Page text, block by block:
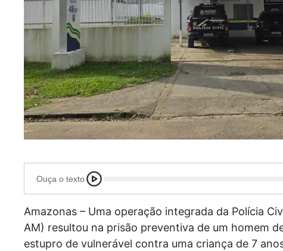
Ouça o texto
Amazonas – Uma operação integrada da Polícia
AM) resultou na prisão preventiva de um homem
estupro de vulnerável contra uma criança de 7